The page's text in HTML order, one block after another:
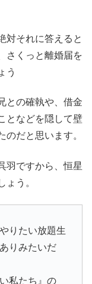
対それに答えると
さくっと離婚届を
う
との確執や、借金
となどを隠して壁
のだと思います。
羽ですから、恒星
ょう。
りたい放題生
りみたいだ
私たち』の